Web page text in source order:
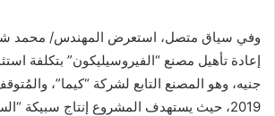
وفي سياق متصل، استعرض المهندس/ محمد
جنيه، وهو المصنع التابع لشركة “كيما”،
2019، حيث يستهدف المشروع إنتاج سبيكة